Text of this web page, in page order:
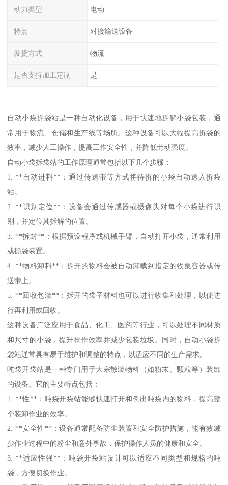
动力类型 电动
特点 对接输送设备
发货方式 物流
是否支持加工定制 是
自动小袋拆袋站是一种自动化设备，用于快速地拆解小袋包装，通
常用于物流、仓储和生产线等场所。这种设备可以大幅提高拆袋的
效率，减少人工操作，提高工作安全性，并降低劳动强度。
自动小袋拆袋站的工作原理通常包括以下几个步骤：
1. **自动进料**：通过传送带等方式将待拆的小袋自动送入拆袋
站。
2. **识别定位**：设备会通过传感器或摄像头对每个小袋进行识
别，并定位其拆解的位置。
3. **拆封**：根据预设程序或机械手臂，自动打开小袋，通常利用
或撕袋装置。
4. **物料卸料**：拆开的物料会被自动卸载到指定的收集容器或传
送带上。
5. **回收包装**：拆开的袋子材料也可以进行收集和处理，以便进
行再利用或回收。
这种设备广泛应用于食品、化工、医药等行业，可以处理不同材质
和尺寸的小袋，提升操作效率并减少包装垃圾。同时，自动小袋拆
袋站通常具有易于维护和调整的特点，以适应不同的生产需求。
吨袋开袋站是一种专门用于大宗散装物料（如粉末、颗粒等）装卸
的设备。它的主要特点包括：
1. **性**：吨袋开袋站能够快速打开和倒出吨袋内的物料，提高整
个装卸作业的效率。
2. **安全性**：设备通常配备防尘装置和安全防护措施，能有效减
少作业过程中的粉尘和意外事故，保护操作人员的健康和安全。
3. **适应性强**：吨袋开袋站设计可以适应不同类型和规格的吨
袋，方便切换作业。